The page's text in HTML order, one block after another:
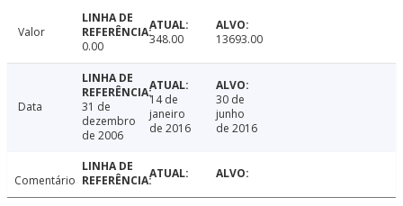
Valor
0.00
348.00 13693.00
Data
31 de
dezembro
de 2006
14 de
janeiro
de 2016
30 de
junho
de 2016
Comentário